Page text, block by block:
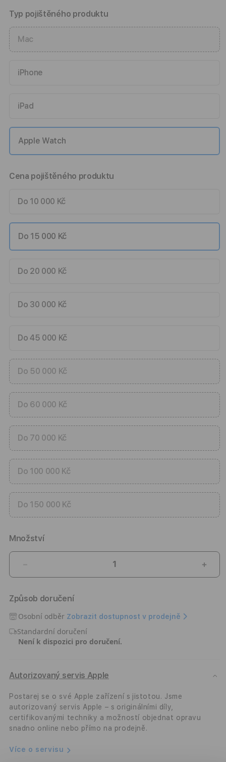
Typ pojištěného produktu
Mac
iPhone
iPad
Apple Watch
Cena pojištěného produktu
Do 10 000 Kč
Do 15 000 Kč
Do 20 000 Kč
Do 30 000 Kč
Do 45 000 Kč
Do 50 000 Kč
Do 60 000 Kč
Do 70 000 Kč
Do 100 000 Kč
Do 150 000 Kč
Množství
množství
Prodloužená
záruka
na
1
rok
Způsob doručení
Osobní odběr Zobrazit dostupnost v prodejně
Standardní doručení
Není k dispozici pro doručení.
Autorizovaný servis Apple
Postarej se o své Apple zařízení s jistotou. Jsme
autorizovaný servis Apple – s originálními díly,
certifikovanými techniky a možností objednat opravu
snadno online nebo přímo na prodejně.
Více o servisu